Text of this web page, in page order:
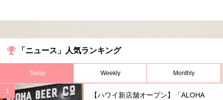
「ニュース」人気ランキング
Today Weekly Monthly
【ハワイ新店舗オープン】「ALOHA